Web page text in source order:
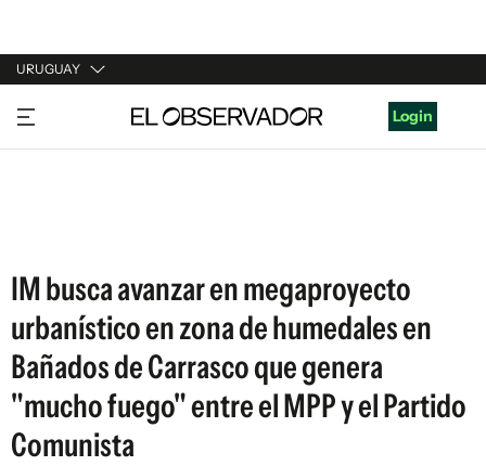
URUGUAY
URUGUAY
ARGENTINA
Login
IM busca avanzar en megaproyecto
urbanístico en zona de humedales en
Bañados de Carrasco que genera
"mucho fuego" entre el MPP y el Partido
Comunista